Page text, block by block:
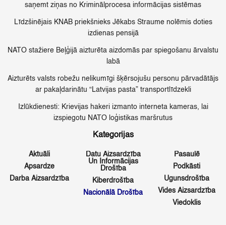
saņemt ziņas no Kriminālprocesa informācijas sistēmas
Līdzšinējais KNAB priekšnieks Jēkabs Straume nolēmis doties
izdienas pensijā
NATO stažiere Beļģijā aizturēta aizdomās par spiegošanu ārvalstu
labā
Aizturēts valsts robežu nelikumīgi šķērsojušu personu pārvadātājs
ar pakaļdarinātu “Latvijas pasta” transportlīdzekli
Izlūkdienesti: Krievijas hakeri izmanto interneta kameras, lai
izspiegotu NATO loģistikas maršrutus
Kategorijas
Aktuāli
Apsardze
Darba Aizsardzība
Datu Aizsardzība
Un Informācijas
Drošība
Kiberdrošība
Nacionālā Drošība
Pasaulē
Podkāsti
Ugunsdrošība
Vides Aizsardzība
Viedoklis